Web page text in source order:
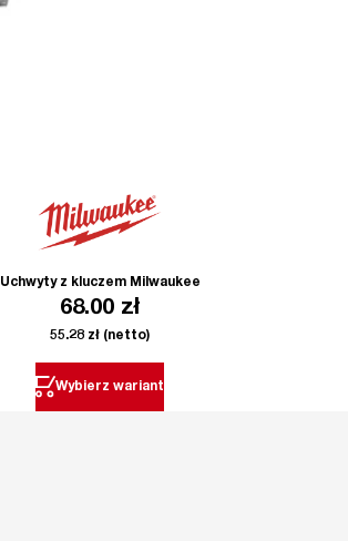
Uchwyty z kluczem Milwaukee
68.00 zł
55.28 zł (netto)
Wybierz wariant